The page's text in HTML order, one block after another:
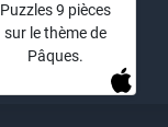
Puzzles 9 pièces
sur le thème de
Pâques.